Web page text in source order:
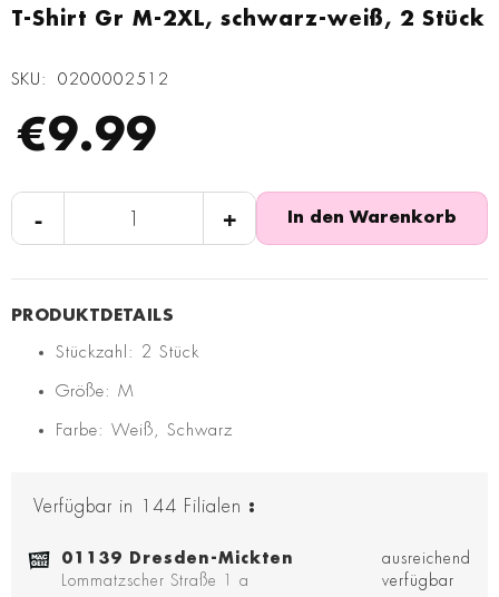
T-Shirt Gr M-2XL, schwarz-weiß, 2 Stück
SKU 0200002512
€9.99
- + In den Warenkorb
Stückzahl: 2 Stück
Größe: M
Farbe: Weiß, Schwarz
Verfügbar in 144 Filialen :
01139 Dresden-Mickten
Lommatzscher Straße 1 a
ausreichend
verfügbar
Anfang
springen